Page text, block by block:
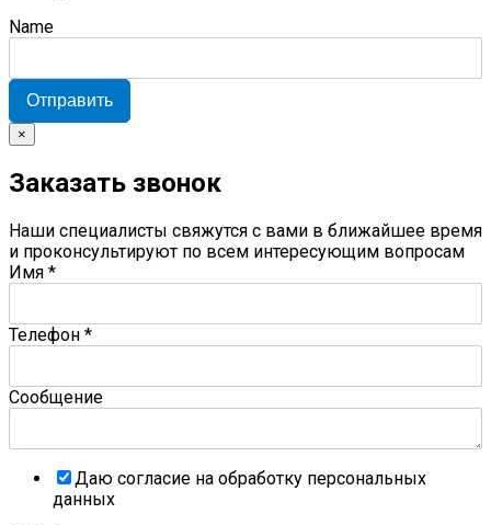
Name
Отправить
×
Заказать звонок
Наши специалисты свяжутся с вами в ближайшее время
и проконсультируют по всем интересующим вопросам
Имя *
Телефон *
Сообщение
Даю согласие на обработку персональных
данных